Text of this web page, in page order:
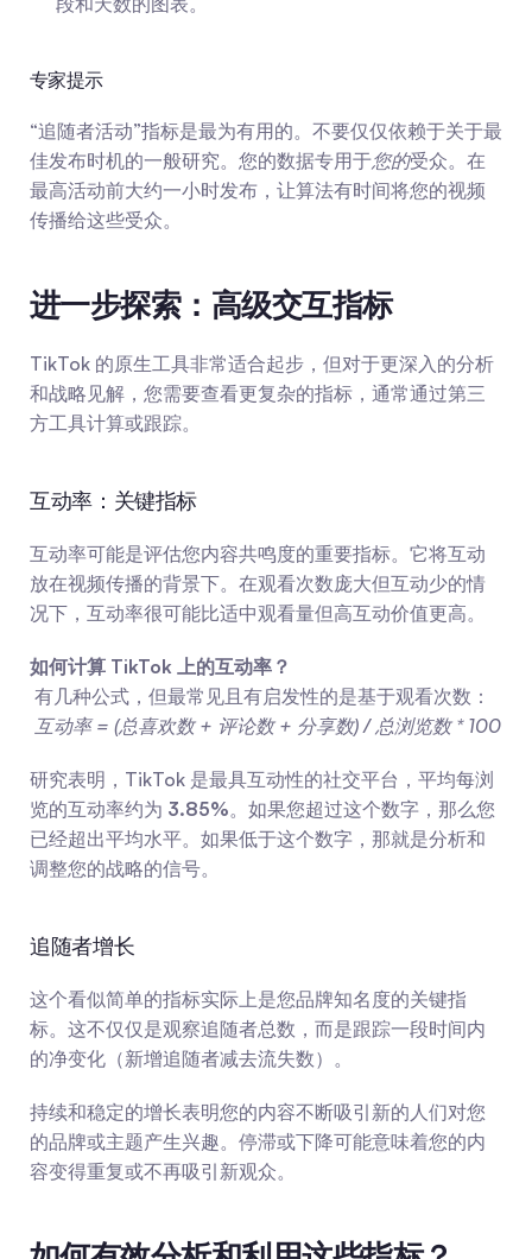
专家提示
“追随者活动”指标是最为有用的。不要仅仅依赖于关于最
佳发布时机的一般研究。您的数据专用于您的受众。在
最高活动前大约一小时发布，让算法有时间将您的视频
传播给这些受众。
进一步探索：高级交互指标
TikTok 的原生工具非常适合起步，但对于更深入的分析
和战略见解，您需要查看更复杂的指标，通常通过第三
方工具计算或跟踪。
互动率：关键指标
互动率可能是评估您内容共鸣度的重要指标。它将互动
放在视频传播的背景下。在观看次数庞大但互动少的情
况下，互动率很可能比适中观看量但高互动价值更高。
如何计算 TikTok 上的互动率？
有几种公式，但最常见且有启发性的是基于观看次数：
互动率 = (总喜欢数 + 评论数 + 分享数) / 总浏览数 * 100
研究表明，TikTok 是最具互动性的社交平台，平均每浏
览的互动率约为 3.85%。如果您超过这个数字，那么您
已经超出平均水平。如果低于这个数字，那就是分析和
调整您的战略的信号。
追随者增长
这个看似简单的指标实际上是您品牌知名度的关键指
标。这不仅仅是观察追随者总数，而是跟踪一段时间内
的净变化（新增追随者减去流失数）。
持续和稳定的增长表明您的内容不断吸引新的人们对您
的品牌或主题产生兴趣。停滞或下降可能意味着您的内
容变得重复或不再吸引新观众。